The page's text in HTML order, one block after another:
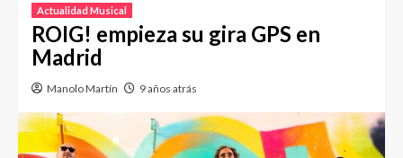
Actualidad Musical
ROIG! empieza su gira GPS en
Madrid
Manolo Martín 9 años atrás